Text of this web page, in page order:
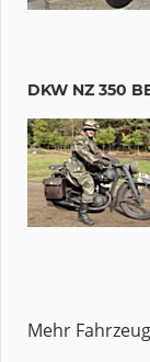
DKW NZ 350
Mehr